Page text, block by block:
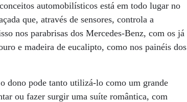
automobilísticos está em todo lugar no
que, através de sensores, controla a
nos parabrisas dos Mercedes-Benz, com os já
e madeira de eucalipto, como nos painéis dos
dono pode tanto utilizá-lo como um grande
ou fazer surgir uma suíte romântica, com